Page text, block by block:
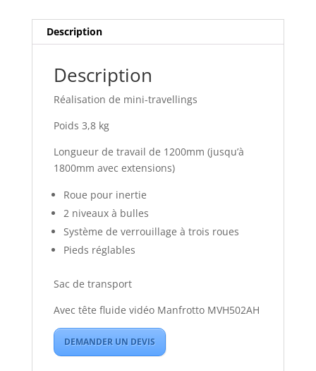
Description
Description
Réalisation de mini-travellings
Poids 3,8 kg
Longueur de travail de 1200mm (jusqu’à
1800mm avec extensions)
Roue pour inertie
2 niveaux à bulles
Système de verrouillage à trois roues
Pieds réglables
Sac de transport
Avec tête fluide vidéo Manfrotto MVH502AH
DEMANDER UN DEVIS